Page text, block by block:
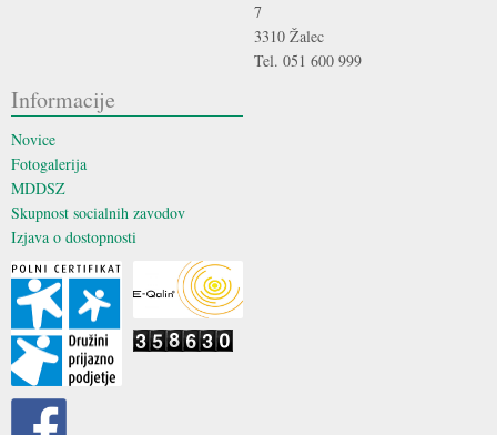
7
3310 Žalec
Tel. 051 600 999
Informacije
Novice
Fotogalerija
MDDSZ
Skupnost socialnih zavodov
Izjava o dostopnosti